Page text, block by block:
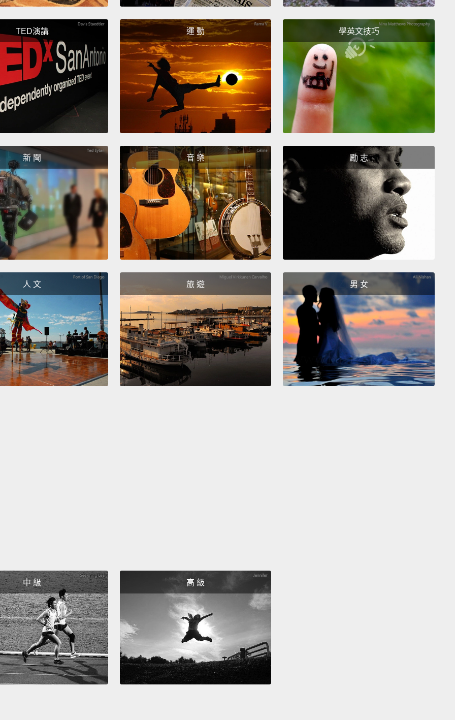
下。我還會想要用一個淑女包作搭配－－我愛這一個。然後我
們用高跟鞋完成這個造型。所以第二個裝扮顯然比第一個更大
膽，但我愛死了，因為調色和輪廓讓人出乎意料。我會穿這個
參加假日派對，而且覺得以這樣的裝扮跳舞真的很有趣。
For the last look, I'm gonna do something super
I'm gonna start with a Roxy sweater,
easy booties,
and an oversize bag.
So, this last outfit is
the ultimate "running errands" look. I love pairing an
oversized sweater with these casual jeans and knock-
around booties.
I have everything I need in this big bag,
and best of all, I'm cozy.
至於最後一個裝扮，我要來做出超舒適的造型。用一件 Roxy
毛衣開始、一雙大方的靴子，和一個特大號的袋子。好啦，最
後一套服裝是終極的「出外辦事」打扮。我喜歡以這輕便的牛
仔褲和好走的靴子搭配一件寬鬆毛衣。我需要的東西都在這個
大袋子裡，而且最棒的是，我很舒適暖和。
Mom jeans may not be for everybody, but they're slowly
becoming one major dime silhouette. And they definitely
have a place in my closet.
See you next time.
老媽褲也許不會是每個人的選擇，但它們漸漸成為一種主流時
尚剪影。而且它們無疑在我衣櫥中佔有一席之地。下次見囉。
TED演講 運 動 學英文技巧
新 聞 音 樂 勵 志
人 文 旅 遊 男 女
中 級 高 級